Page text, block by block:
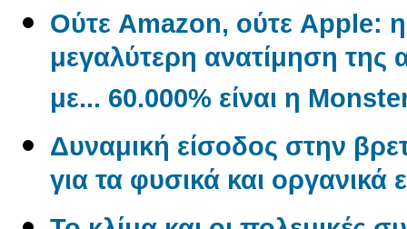
Ούτε Amazon, ούτε Apple: η
μεγαλύτερη ανατίμηση της
με... 60.000% είναι η
Δυναμική είσοδος στην
για τα φυσικά και οργανικά